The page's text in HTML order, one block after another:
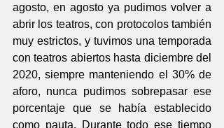
agosto, en agosto ya pudimos volver a
abrir los teatros, con protocolos también
muy estrictos, y tuvimos una temporada
con teatros abiertos hasta diciembre del
2020, siempre manteniendo el 30% de
aforo, nunca pudimos sobrepasar ese
porcentaje que se había establecido
como pauta. Durante todo ese tiempo